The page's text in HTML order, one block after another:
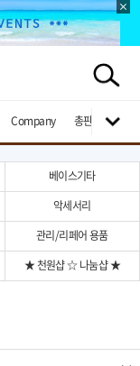
Company 총판브랜드
베이스기타
악세서리
관리/리페어 용품
★ 천원샵 ☆ 나눔샵 ★